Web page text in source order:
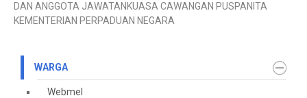
DAN ANGGOTA JAWATANKUASA CAWANGAN PUSPANITA
KEMENTERIAN PERPADUAN NEGARA
WARGA
Webmel